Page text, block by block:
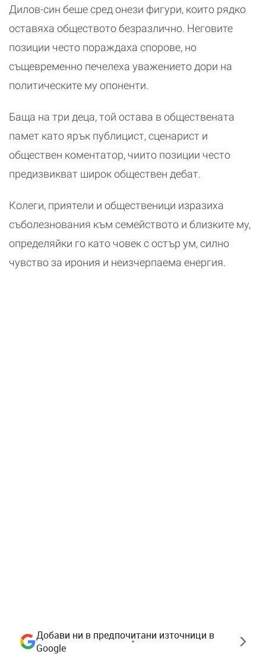
Дилов-син беше сред онези фигури, които рядко
оставяха обществото безразлично. Неговите
позиции често пораждаха спорове, но
същевременно печелеха уважението дори на
политическите му опоненти.
Баща на три деца, той остава в обществената
памет като ярък публицист, сценарист и
обществен коментатор, чиито позиции често
предизвикват широк обществен дебат.
Колеги, приятели и общественици изразиха
съболезнования към семейството и близките му,
определяйки го като човек с остър ум, силно
чувство за ирония и неизчерпаема енергия.
Добави ни в предпочитани източници в
Google